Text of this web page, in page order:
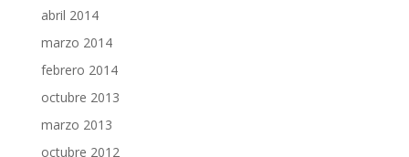
abril 2014
marzo 2014
febrero 2014
octubre 2013
marzo 2013
octubre 2012